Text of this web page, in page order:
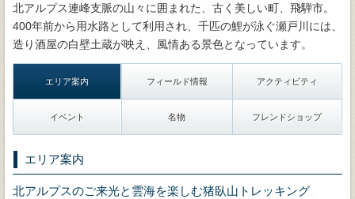
北アルプス連峰支脈の山々に囲まれた、古く美しい町、飛騨市。
400年前から用水路として利用され、千匹の鯉が泳ぐ瀬戸川には、
造り酒屋の白壁土蔵が映え、風情ある景色となっています。
エリア案内 フィールド情報 アクティビティ
イベント 名物 フレンドショップ
エリア案内
北アルプスのご来光と雲海を楽しむ猪臥山トレッキング